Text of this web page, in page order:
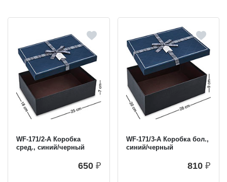
WF-171/2-A Коробка
сред., синий/черный
650 ₽
WF-171/3-A Коробка бол.,
синий/черный
810 ₽